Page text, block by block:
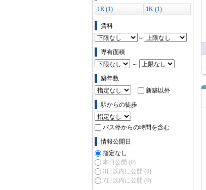
1R (1)
1K (1)
賃料
～
専有面積
～
築年数
新築以外
駅からの徒歩
バス停からの時間を含む
情報公開日
指定なし
本日公開 (0)
3日以内に公開 (0)
7日以内に公開 (0)